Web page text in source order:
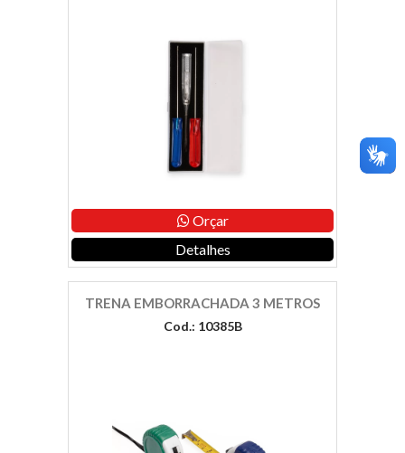
Orçar
Detalhes
TRENA EMBORRACHADA 3 METROS
Cod.: 10385B